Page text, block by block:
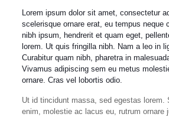
Lorem ipsum dolor sit amet, consectetur
scelerisque ornare erat, eu tempus neque
nibh ipsum, hendrerit et quam eget,
lorem. Ut quis fringilla nibh. Nam a leo in
Curabitur quam nibh, pharetra in
Vivamus adipiscing sem eu metus
ornare. Cras vel lobortis odio.
Ut id tincidunt massa, sed egestas lorem.
enim, molestie ac lacus eu, rutrum ornare